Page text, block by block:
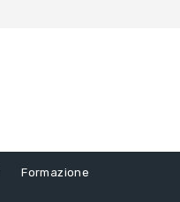
Formazione